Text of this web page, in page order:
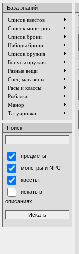
База знаний
Список квестов
Список монстров
Список брони
Наборы брони
Список оружия
Бонусы оружия
Разные вещи
Спец-магазины
Расы и классы
Рыбалка
Манор
Татуировки
Поиск
предметы
монстры и NPC
квесты
искать в
описаниях